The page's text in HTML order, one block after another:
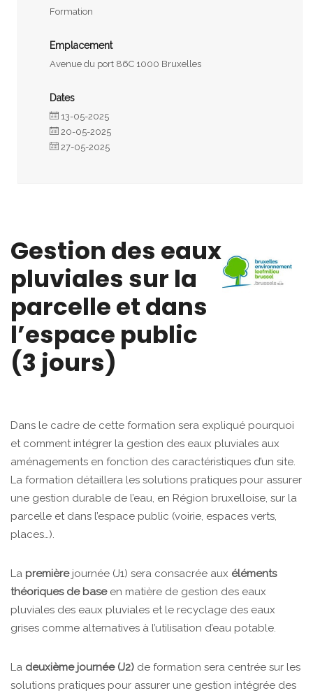
Formation
Emplacement
Avenue du port 86C 1000 Bruxelles
Dates
13-05-2025
20-05-2025
27-05-2025
Gestion des eaux
pluviales sur la
parcelle et dans
l’espace public
(3 jours)
Dans le cadre de cette formation sera expliqué pourquoi
et comment intégrer la gestion des eaux pluviales aux
aménagements en fonction des caractéristiques d’un site.
La formation détaillera les solutions pratiques pour assurer
une gestion durable de l’eau, en Région bruxelloise, sur la
parcelle et dans l’espace public (voirie, espaces verts,
places…).
La première journée (J1) sera consacrée aux éléments
théoriques de baseen matière de gestion des eaux
pluviales des eaux pluviales et le recyclage des eaux
grises comme alternatives à l’utilisation d’eau potable.
La deuxième journée (J2) de formation sera centrée sur les
solutions pratiques pour assurer une gestion intégrée des